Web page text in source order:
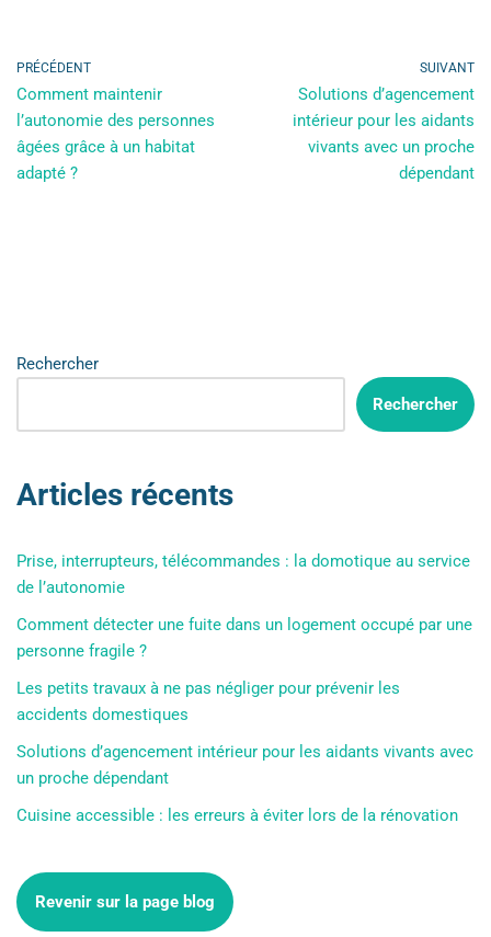
PRÉCÉDENT
Comment maintenir
l’autonomie des personnes
âgées grâce à un habitat
adapté ?
SUIVANT
Solutions d’agencement
intérieur pour les aidants
vivants avec un proche
dépendant
Rechercher
Rechercher
Articles récents
Prise, interrupteurs, télécommandes : la domotique au service
de l’autonomie
Comment détecter une fuite dans un logement occupé par une
personne fragile ?
Les petits travaux à ne pas négliger pour prévenir les
accidents domestiques
Solutions d’agencement intérieur pour les aidants vivants avec
un proche dépendant
Cuisine accessible : les erreurs à éviter lors de la rénovation
Revenir sur la page blog